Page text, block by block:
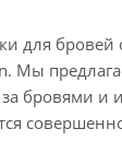
для бровей
Мы
бровями